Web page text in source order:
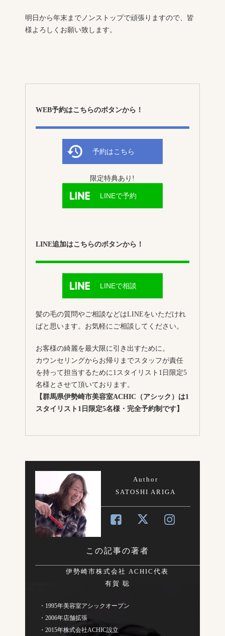
明日から年末までノンストップで頑張りますので、皆
様よろしくお願い致します。
WEB予約はこちらのボタンから！
予約はこちら
限定特典あり!
LINEで予約
LINE追加はこちらのボタンから！
LINEで相談
髪の毛の質問やご相談などはLINEをいただけれ
ばと思います。お気軽にご相談してください。
お客様の綺麗を最大限に引き出すために。
カウンセリングからお帰りまでスタッフが責任
を持って担当するために1スタイリスト1日限定5
名様とさせて頂いております。
【群馬県伊勢崎市美容室ACHIC（アシック）は1
スタイリスト1日限定5名様・完全予約制です】
Author
SATOSHI ARIGA
この記事の著者
伊勢崎市株式会社 ACHIC代表
有賀 聡
・1995年美容室アシックオープン
・2006年店舗拡張
・2015年株式会社ACHIC設立